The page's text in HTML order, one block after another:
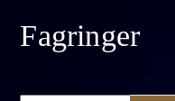
Fagringer